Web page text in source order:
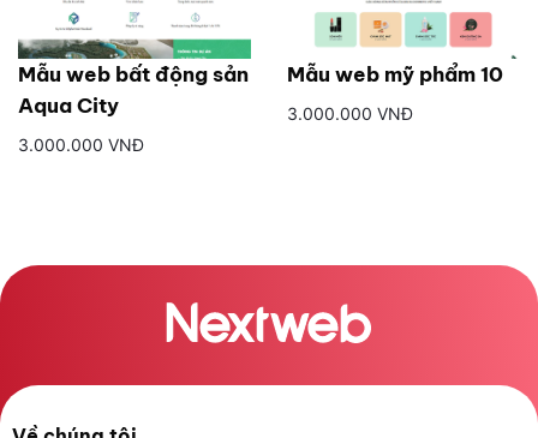
Mẫu web bất động sản
Aqua City
3.000.000 VNĐ
Mẫu web mỹ phẩm 10
3.000.000 VNĐ